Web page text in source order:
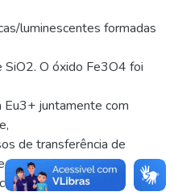
luminescentes formadas
O óxido Fe3O4 foi
Eu3+ juntamente com
de transferência de
aos materiais. Os